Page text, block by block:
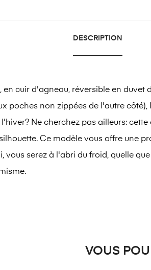
DESCRIPTION
cuir d'agneau, réversible en
poches non zippées de l'autre
Ne cherchez pas ailleurs:
Ce modèle vous offre
serez à l'abri du froid, quelle
VOUS